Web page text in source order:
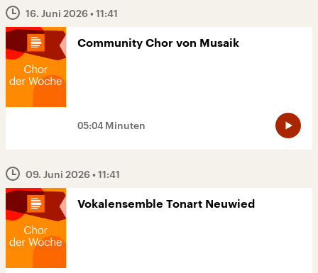
16. Juni 2026• 11:41
Community Chor von Musaik
05:04 Minuten
09. Juni 2026• 11:41
Vokalensemble Tonart Neuwied